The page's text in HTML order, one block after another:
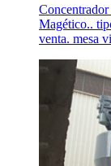
Magético..
venta. mesa